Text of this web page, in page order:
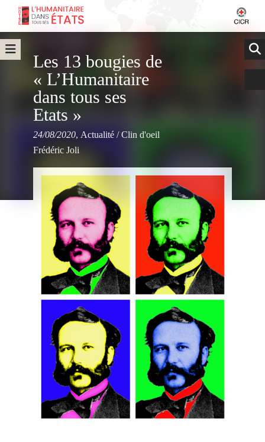
Les 13 bougies de
« L’Humanitaire
dans tous ses
Etats »
24/08/2020, Actualité /Clin d'oeil
Frédéric Joli